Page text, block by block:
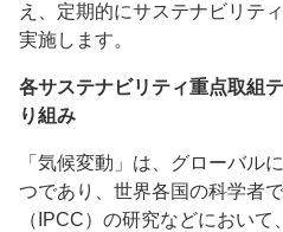
え、定期的にサステナビリテ
実施します。
各サステナビリティ重点取組
り組み
「気候変動」は、グローバル
つであり、世界各国の科学者
（IPCC）の研究などにおい